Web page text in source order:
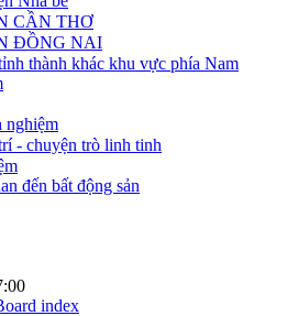
CẦN THƠ
ĐỒNG NAI
thành khác khu vực phía Nam
nghiệm
- chuyện trò linh tinh
đến bất động sản
index